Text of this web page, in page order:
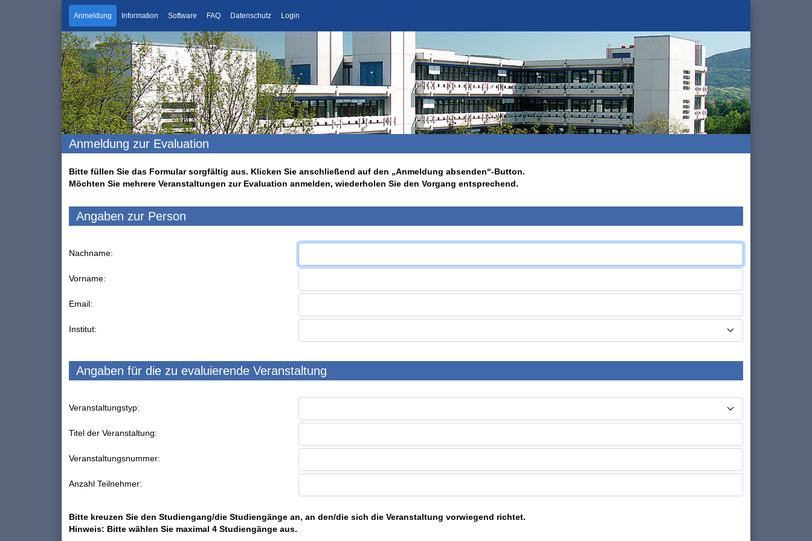
Anmeldung Information Software FAQ Datenschutz Login
Anmeldung zur Evaluation
Bitte füllen Sie das Formular sorgfältig aus. Klicken Sie anschließend auf den „Anmeldung absenden“-Button.
Möchten Sie mehrere Veranstaltungen zur Evaluation anmelden, wiederholen Sie den Vorgang entsprechend.
Angaben zur Person
Nachname:
Vorname:
Email:
Institut:
Angaben für die zu evaluierende Veranstaltung
Veranstaltungstyp:
Titel der Veranstaltung:
Veranstaltungsnummer:
Anzahl Teilnehmer:
Bitte kreuzen Sie den Studiengang/die Studiengänge an, an den/die sich die Veranstaltung vorwiegend richtet.
Hinweis: Bitte wählen Sie maximal 4 Studiengänge aus.